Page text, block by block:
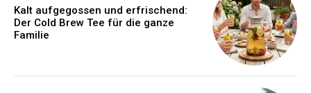
Kalt aufgegossen und erfrischend:
Der Cold Brew Tee für die ganze
Familie